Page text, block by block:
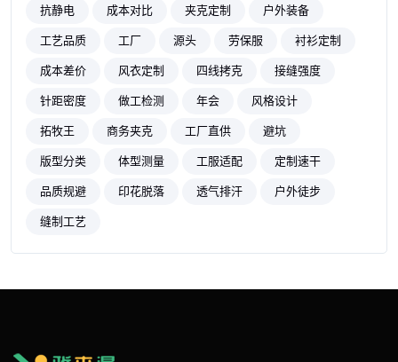
抗静电 成本对比 夹克定制
户外装备
工艺品质
工厂 源头 劳保服
衬衫定制
成本差价
风衣定制 四线拷克
接缝强度
针距密度
做工检测 年会
风格设计
拓牧王
商务夹克 工厂直供
避坑
版型分类
体型测量 工服适配
定制速干
品质规避
印花脱落 透气排汗
户外徒步
缝制工艺